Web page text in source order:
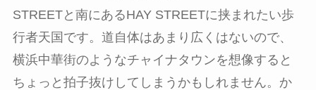
STREETと南にあるHAY STREETに挟まれたい歩
行者天国です。道自体はあまり広くはないので、
横浜中華街のようなチャイナタウンを想像すると
ちょっと拍子抜けしてしまうかもしれません。か